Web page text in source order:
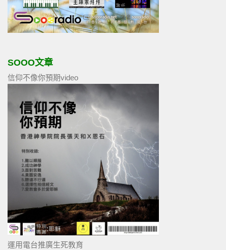
SOOO文章
信仰不像你預期video
運用電台推廣生死教育